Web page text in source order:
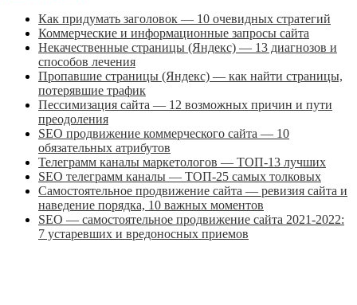
Как придумать заголовок — 10 очевидных стратегий
Коммерческие и информационные запросы сайта
Некачественные страницы (Яндекс) — 13 диагнозов и
способов лечения
Пропавшие страницы (Яндекс) — как найти страницы,
потерявшие трафик
Пессимизация сайта — 12 возможных причин и пути
преодоления
SEO продвижение коммерческого сайта — 10
обязательных атрибутов
Телеграмм каналы маркетологов — ТОП-13 лучших
SEO телеграмм каналы — ТОП-25 самых толковых
Самостоятельное продвижение сайта — ревизия сайта и
наведение порядка, 10 важных моментов
SEO — самостоятельное продвижение сайта 2021-2022:
7 устаревших и вредоносных приемов